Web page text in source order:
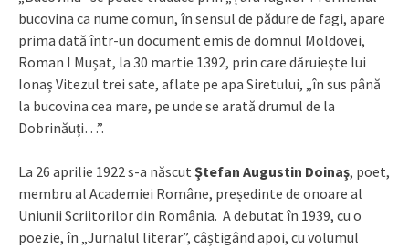
bucovina ca nume comun, în sensul de pădure de fagi, apare
prima dată într-un document emis de domnul Moldovei,
Roman I Mușat, la 30 martie 1392, prin care dăruiește lui
Ionaș Vitezul trei sate, aflate pe apa Siretului, „în sus până
la bucovina cea mare, pe unde se arată drumul de la
Dobrinăuți…”.
La 26 aprilie 1922 s-a născut Ştefan Augustin Doinaş, poet,
membru al Academiei Române, președinte de onoare al
Uniunii Scriitorilor din România. A debutat în 1939, cu o
poezie, în „Jurnalul literar”, câștigând apoi, cu volumul